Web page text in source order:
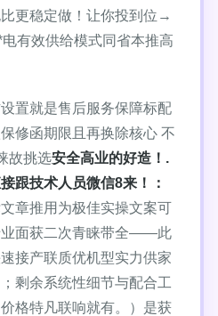
更稳定做！让你投到位→
有效供给模式同省本推高
置就是售后服务保障标配
修函期限且再换除核心 不
故挑选安全高业的好造！.
跟技术人员微信8来！：
章推用为极佳实操文案可
业面获二次青睐带全——此
接产联质优机型实力供家
剩余系统性细节与配合工
格特凡联响就有。）是获